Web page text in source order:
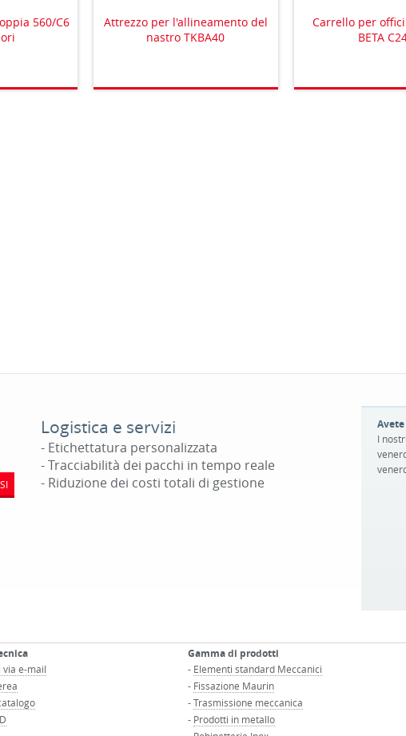
560/C6
Attrezzo per l'allineamento del
nastro TKBA40
Carrello per
BETA
Logistica e servizi
- Etichettatura personalizzata
- Tracciabilità dei pacchi in tempo reale
- Riduzione dei costi totali di gestione
I
e-mail
Gamma di prodotti
- Elementi standard Meccanici
- Fissazione Maurin
-Trasmissione meccanica
- Prodotti in metallo